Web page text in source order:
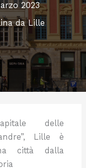
2023
da Lille
apitale delle
Lille è
città dalla